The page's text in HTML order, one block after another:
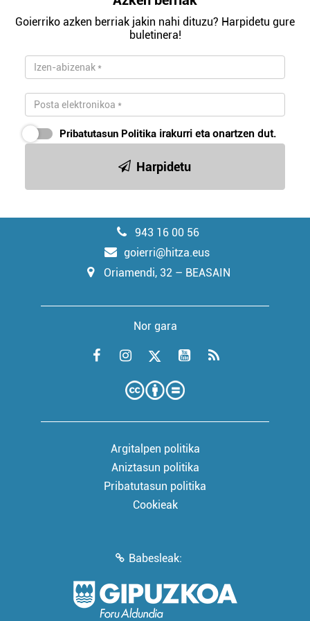
Goierriko azken berriak jakin nahi dituzu? Harpidetu gure
buletinera!
Pribatutasun Politika irakurri eta onartzen dut.
Harpidetu
943 16 00 56
goierri@hitza.eus
Oriamendi, 32 – BEASAIN
Nor gara
Argitalpen politika
Aniztasun politika
Pribatutasun politika
Cookieak
Babesleak: